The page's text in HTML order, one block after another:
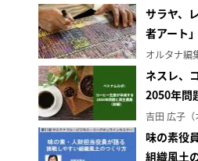
サラヤ、
者アート
オルタナ編
ネスレ、
2050年問
味の素役
組織風土